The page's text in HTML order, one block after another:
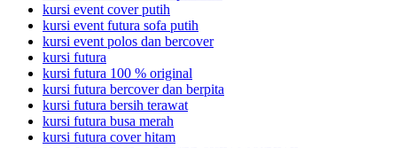
kursi event cover putih
kursi event futura sofa putih
kursi event polos dan bercover
kursi futura
kursi futura 100 % original
kursi futura bercover dan berpita
kursi futura bersih terawat
kursi futura busa merah
kursi futura cover hitam